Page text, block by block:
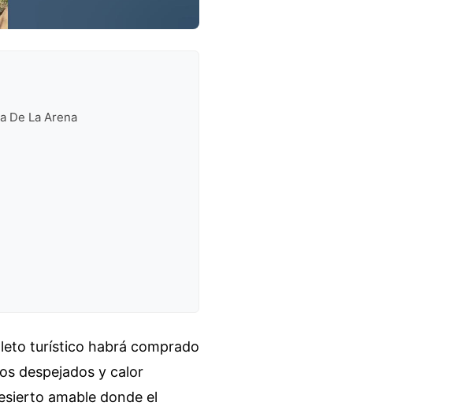
De La Arena
turístico habrá comprado
despejados y calor
amable donde el